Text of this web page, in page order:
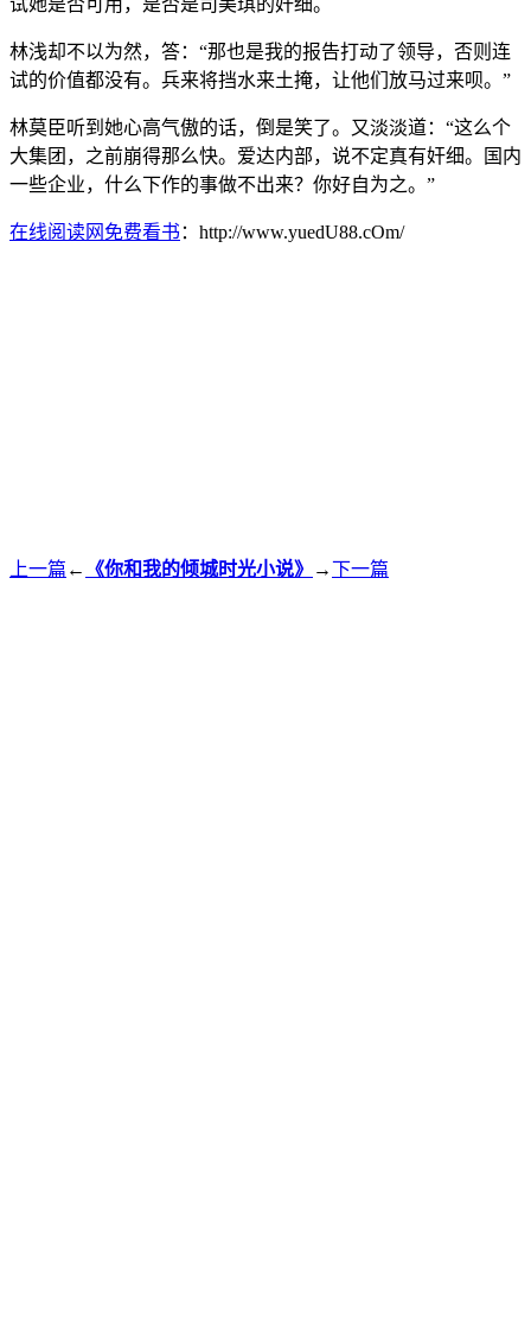
林浅却不以为然，答：“那也是我的报告打动了领导，否则连
试的价值都没有。兵来将挡水来土掩，让他们放马过来呗。”
林莫臣听到她心高气傲的话，倒是笑了。又淡淡道：“这么个
大集团，之前崩得那么快。爱达内部，说不定真有奸细。国内
一些企业，什么下作的事做不出来？你好自为之。”
在线阅读网免费看书 ：http://www.yuedU88.cOm/
上一篇 ← 《你和我的倾城时光小说》 →下一篇